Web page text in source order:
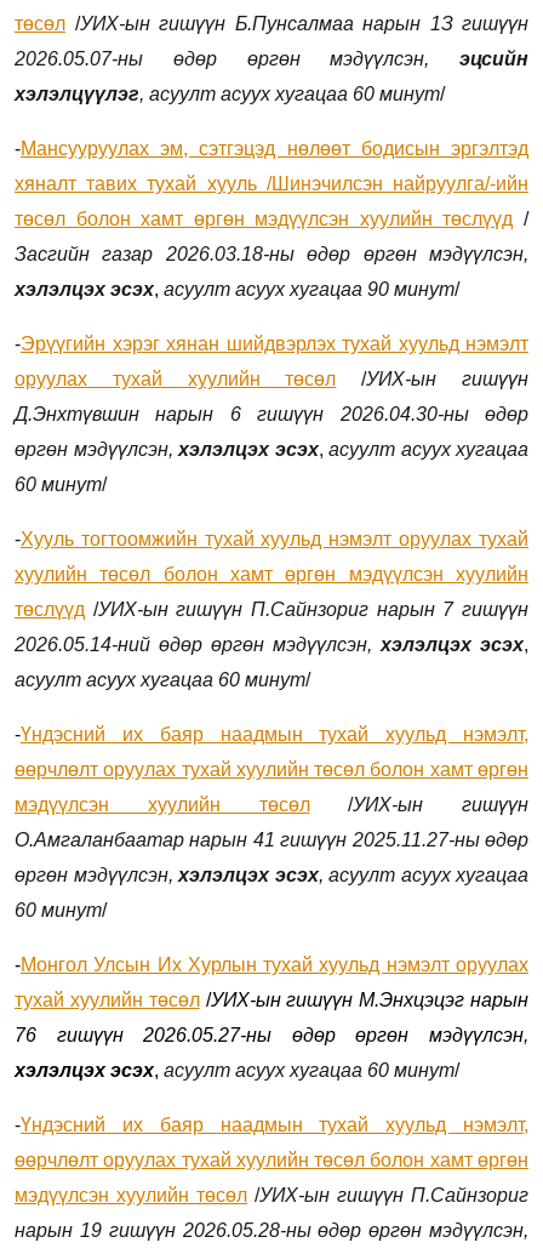
төсөл /УИХ-ын гишүүн Б.Пунсалмаа нарын 1З гишүүн
2026.05.07-ны өдөр өргөн мэдүүлсэн, эцсийн
хэлэлцүүлэг, асуулт асуух хугацаа 60 минут/
-Мансууруулах эм, сэтгэцэд нөлөөт бодисын эргэлтэд
хяналт тавих тухай хууль /Шинэчилсэн найруулга/-ийн
төсөл болон хамт өргөн мэдүүлсэн хуулийн төслүүд /
Засгийн газар
2026.03.18-ны өдөр өргөн мэдүүлсэн,
хэлэлцэх эсэх, асуулт асуух хугацаа 90 минут/
-Эрүүгийн хэрэг хянан шийдвэрлэх тухай хуульд нэмэлт
оруулах тухай хуулийн төсөл /УИХ-ын гишүүн
Д.Энхтүвшин нарын 6 гишүүн
2026.04.30-ны өдөр
өргөн мэдүүлсэн, хэлэлцэх эсэх, асуулт асуух хугацаа
60 минут/
-Хууль тогтоомжийн тухай хуульд нэмэлт оруулах тухай
хуулийн төсөл болон хамт өргөн мэдүүлсэн хуулийн
төслүүд /УИХ-ын гишүүн П.Сайнзориг нарын 7 гишүүн
2026.05.14-ний өдөр өргөн мэдүүлсэн, хэлэлцэх эсэх,
асуулт асуух хугацаа 60 минут/
-Үндэсний их баяр наадмын тухай хуульд нэмэлт,
өөрчлөлт оруулах тухай хуулийн төсөл болон хамт өргөн
мэдүүлсэн хуулийн төсөл/УИХ-ын гишүүн
О.Амгаланбаатар нарын 41 гишүүн 2025.11.27-ны өдөр
өргөн мэдүүлсэн, хэлэлцэх эсэх, асуулт асуух хугацаа
60 минут/
-Монгол Улсын Их Хурлын тухай хуульд нэмэлт оруулах
тухай хуулийн төсөл/УИХ-ын гишүүн М.Энхцэцэг нарын
76 гишүүн 2026.05.27-ны өдөр өргөн мэдүүлсэн,
хэлэлцэх эсэх, асуулт асуух хугацаа 60 минут/
-Үндэсний их баяр наадмын тухай хуульд нэмэлт,
өөрчлөлт оруулах тухай хуулийн төсөл болон хамт өргөн
мэдүүлсэн хуулийн төсөл /УИХ-ын гишүүн П.Сайнзориг
нарын 19 гишүүн2026.05.28-ны өдөр өргөн мэдүүлсэн,